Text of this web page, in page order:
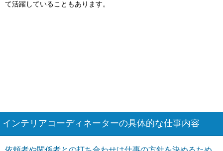
て活躍していることもあります。
インテリアコーディネーターの具体的な仕事内容